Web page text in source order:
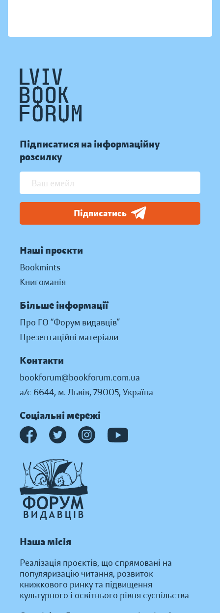
Підписатися на інформаційну
розсилку
Підписатись
Наші проєкти
Bookmints
Книгоманія
Більше інформації
Про ГО “Форум видавців”
Презентаційні матеріали
Контакти
bookforum@bookforum.com.ua
а/с 6644, м. Львів, 79005, Україна
Соціальні мережі
Наша місія
Реалізація проєктів, що спрямовані на
популяризацію читання, розвиток
книжкового ринку та підвищення
культурного і освітнього рівня суспільства